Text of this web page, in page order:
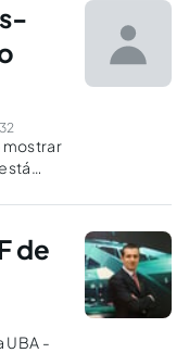
mostrar
de
UBA -